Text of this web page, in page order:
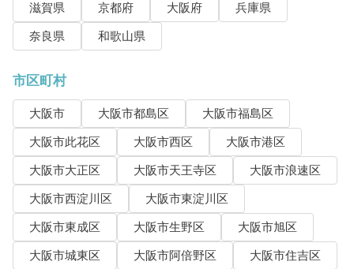
滋賀県 京都府 大阪府
兵庫県
奈良県
和歌山県
市区町村
大阪市 大阪市都島区
大阪市福島区
大阪市此花区
大阪市西区
大阪市港区
大阪市大正区
大阪市天王寺区
大阪市浪速区
大阪市西淀川区
大阪市東淀川区
大阪市東成区
大阪市生野区
大阪市旭区
大阪市城東区
大阪市阿倍野区
大阪市住吉区